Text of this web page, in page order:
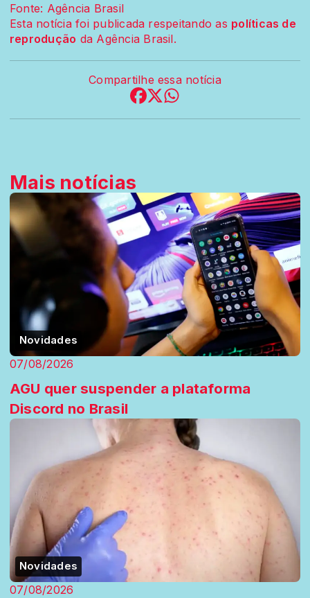
Fonte: Agência Brasil
Esta notícia foi publicada respeitando as políticas de
reprodução da Agência Brasil.
Compartilhe essa notícia
Mais notícias
Novidades
07/08/2026
AGU quer suspender a plataforma
Discord no Brasil
Novidades
07/08/2026